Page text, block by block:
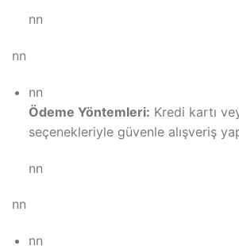
nn
nn
nn
Ödeme Yöntemleri: Kredi kartı
seçenekleriyle güvenle alışveriş
nn
nn
nn